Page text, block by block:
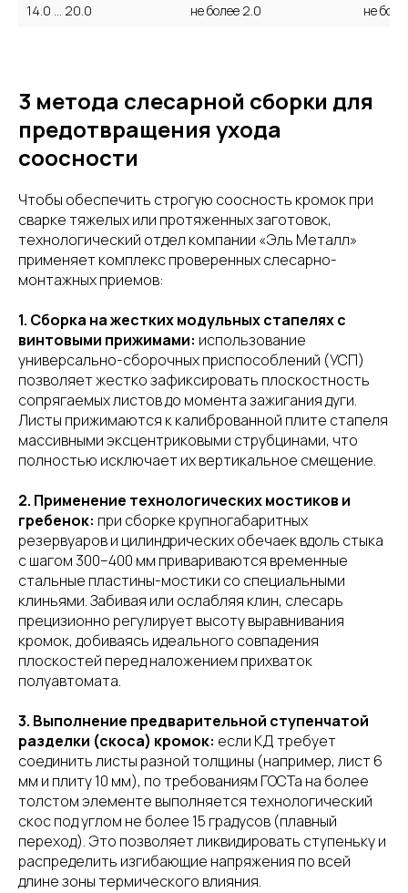
14.0 ... 20.0
не более 2.0 не
3 метода слесарной сборки для
предотвращения ухода
соосности
Чтобы обеспечить строгую соосность кромок при
сварке тяжелых или протяженных заготовок,
технологический отдел компании «Эль Металл»
применяет комплекс проверенных слесарно-
монтажных приемов:
1. Сборка на жестких модульных стапелях с
винтовыми прижимами: использование
универсально-сборочных приспособлений (УСП)
позволяет жестко зафиксировать плоскостность
сопрягаемых листов до момента зажигания дуги.
Листы прижимаются к калиброванной плите стапеля
массивными эксцентриковыми струбцинами, что
полностью исключает их вертикальное смещение.
2. Применение технологических мостиков и
гребенок: при сборке крупногабаритных
резервуаров и цилиндрических обечаек вдоль стыка
с шагом 300–400 мм привариваются временные
стальные пластины-мостики со специальными
клиньями. Забивая или ослабляя клин, слесарь
прецизионно регулирует высоту выравнивания
кромок, добиваясь идеального совпадения
плоскостей перед наложением прихваток
полуавтомата.
3. Выполнение предварительной ступенчатой
разделки (скоса) кромок: если КД требует
соединить листы разной толщины (например, лист 6
мм и плиту 10 мм), по требованиям ГОСТа на более
толстом элементе выполняется технологический
скос под углом не более 15 градусов (плавный
переход). Это позволяет ликвидировать ступеньку и
распределить изгибающие напряжения по всей
длине зоны термического влияния.